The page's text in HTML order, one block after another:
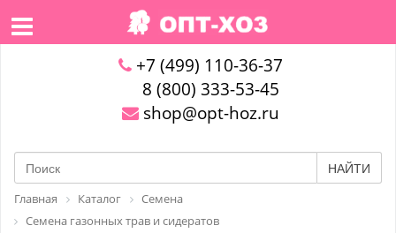
+7 (499) 110-36-37
8 (800) 333-53-45
shop@opt-hoz.ru
НАЙТИ
Главная Каталог
Семена
Семена газонных трав и сидератов